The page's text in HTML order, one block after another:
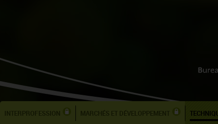
INTERPROFESSION MARCHÉS ET DÉVELOPPEMENT